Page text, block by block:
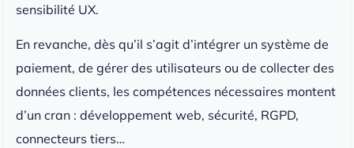
sensibilité UX.
En revanche, dès qu’il s’agit d’intégrer un système de
paiement, de gérer des utilisateurs ou de collecter des
données clients, les compétences nécessaires montent
d’un cran : développement web, sécurité, RGPD,
connecteurs tiers…